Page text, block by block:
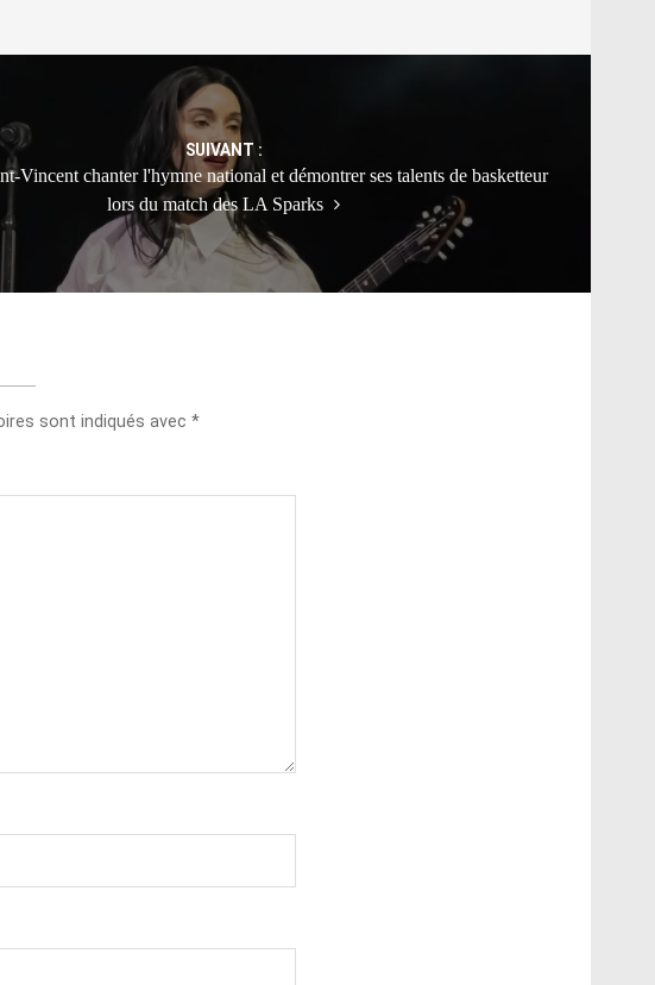
SUIVANT :
Vincent chanter l'hymne national et démontrer ses talents de basketteur
lors du match des LA Sparks
sont indiqués avec *